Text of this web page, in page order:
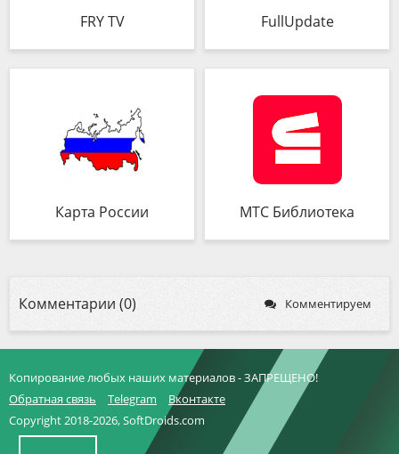
FRY TV FullUpdate
Карта России МТС Библиотека
Комментарии (0) Комментируем
Копирование любых наших материалов - ЗАПРЕЩЕНО!
Обратная связь
Telegram
Вконтакте
Copyright 2018-2026, SoftDroids.com